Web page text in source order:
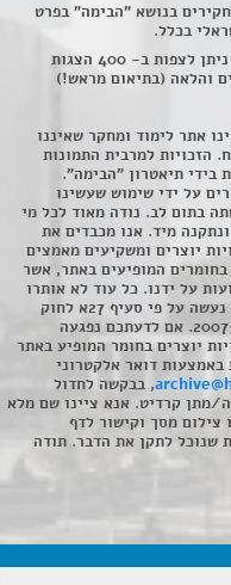
בנושא "הבימה" בפרט
בכלל.
חדר הצפייה מרווח ובו ניתן לצפות ב- 400 הצגות
והלאה (בתיאום מראש!)
אתר לימוד ומחקר שאיננו
הזכויות למרבית התמונות
בידי תיאטרון "הבימה".
על ידי שימוש שעשינו
בתום לב. נודה מאוד לכל מי
מיד. אנו מכבדים את
יוצרים ומשקיעים מאמצים
המופיעים באתר, אשר
על ידנו. כל עוד לא אותרו
בעלי הזכויות, השימוש נעשה על פי סעיף 27א לחוק
זכויות יוצרים תשס"ח-2007. אם לדעתכם נפגעה
יוצרים בחומר המופיע באתר
דואר אלקטרוני
, בבקשה לחדול
מתן קרדיט. אנא ציינו שם מלא
צילום מסך וקישור לדף
שנוכל לתקן את הדבר. תודה